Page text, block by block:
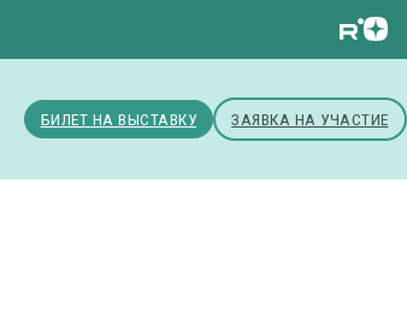
БИЛЕТ НА ВЫСТАВКУ ЗАЯВКА НА УЧАСТИЕ